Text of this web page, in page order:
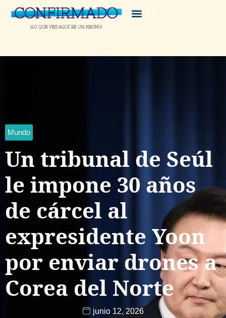
Mundo
Un tribunal de Seúl
le impone 30 años
de cárcel al
expresidente Yoon
por enviar drones a
Corea del Norte
junio 12, 2026